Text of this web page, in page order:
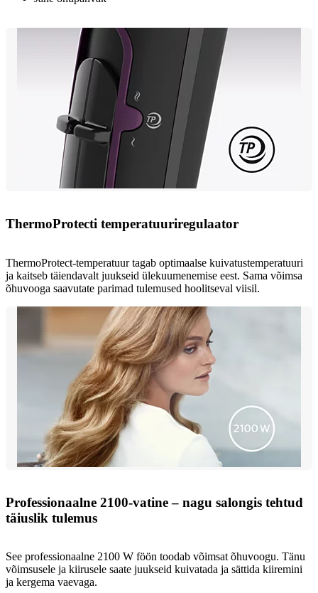
ThermoProtecti temperatuuriregulaator
ThermoProtect-temperatuur tagab optimaalse kuivatustemperatuuri
ja kaitseb täiendavalt juukseid ülekuumenemise eest. Sama võimsa
õhuvooga saavutate parimad tulemused hoolitseval viisil.
Professionaalne 2100-vatine – nagu salongis tehtud
täiuslik tulemus
See professionaalne 2100 W föön toodab võimsat õhuvoogu. Tänu
võimsusele ja kiirusele saate juukseid kuivatada ja sättida kiiremini
ja kergema vaevaga.